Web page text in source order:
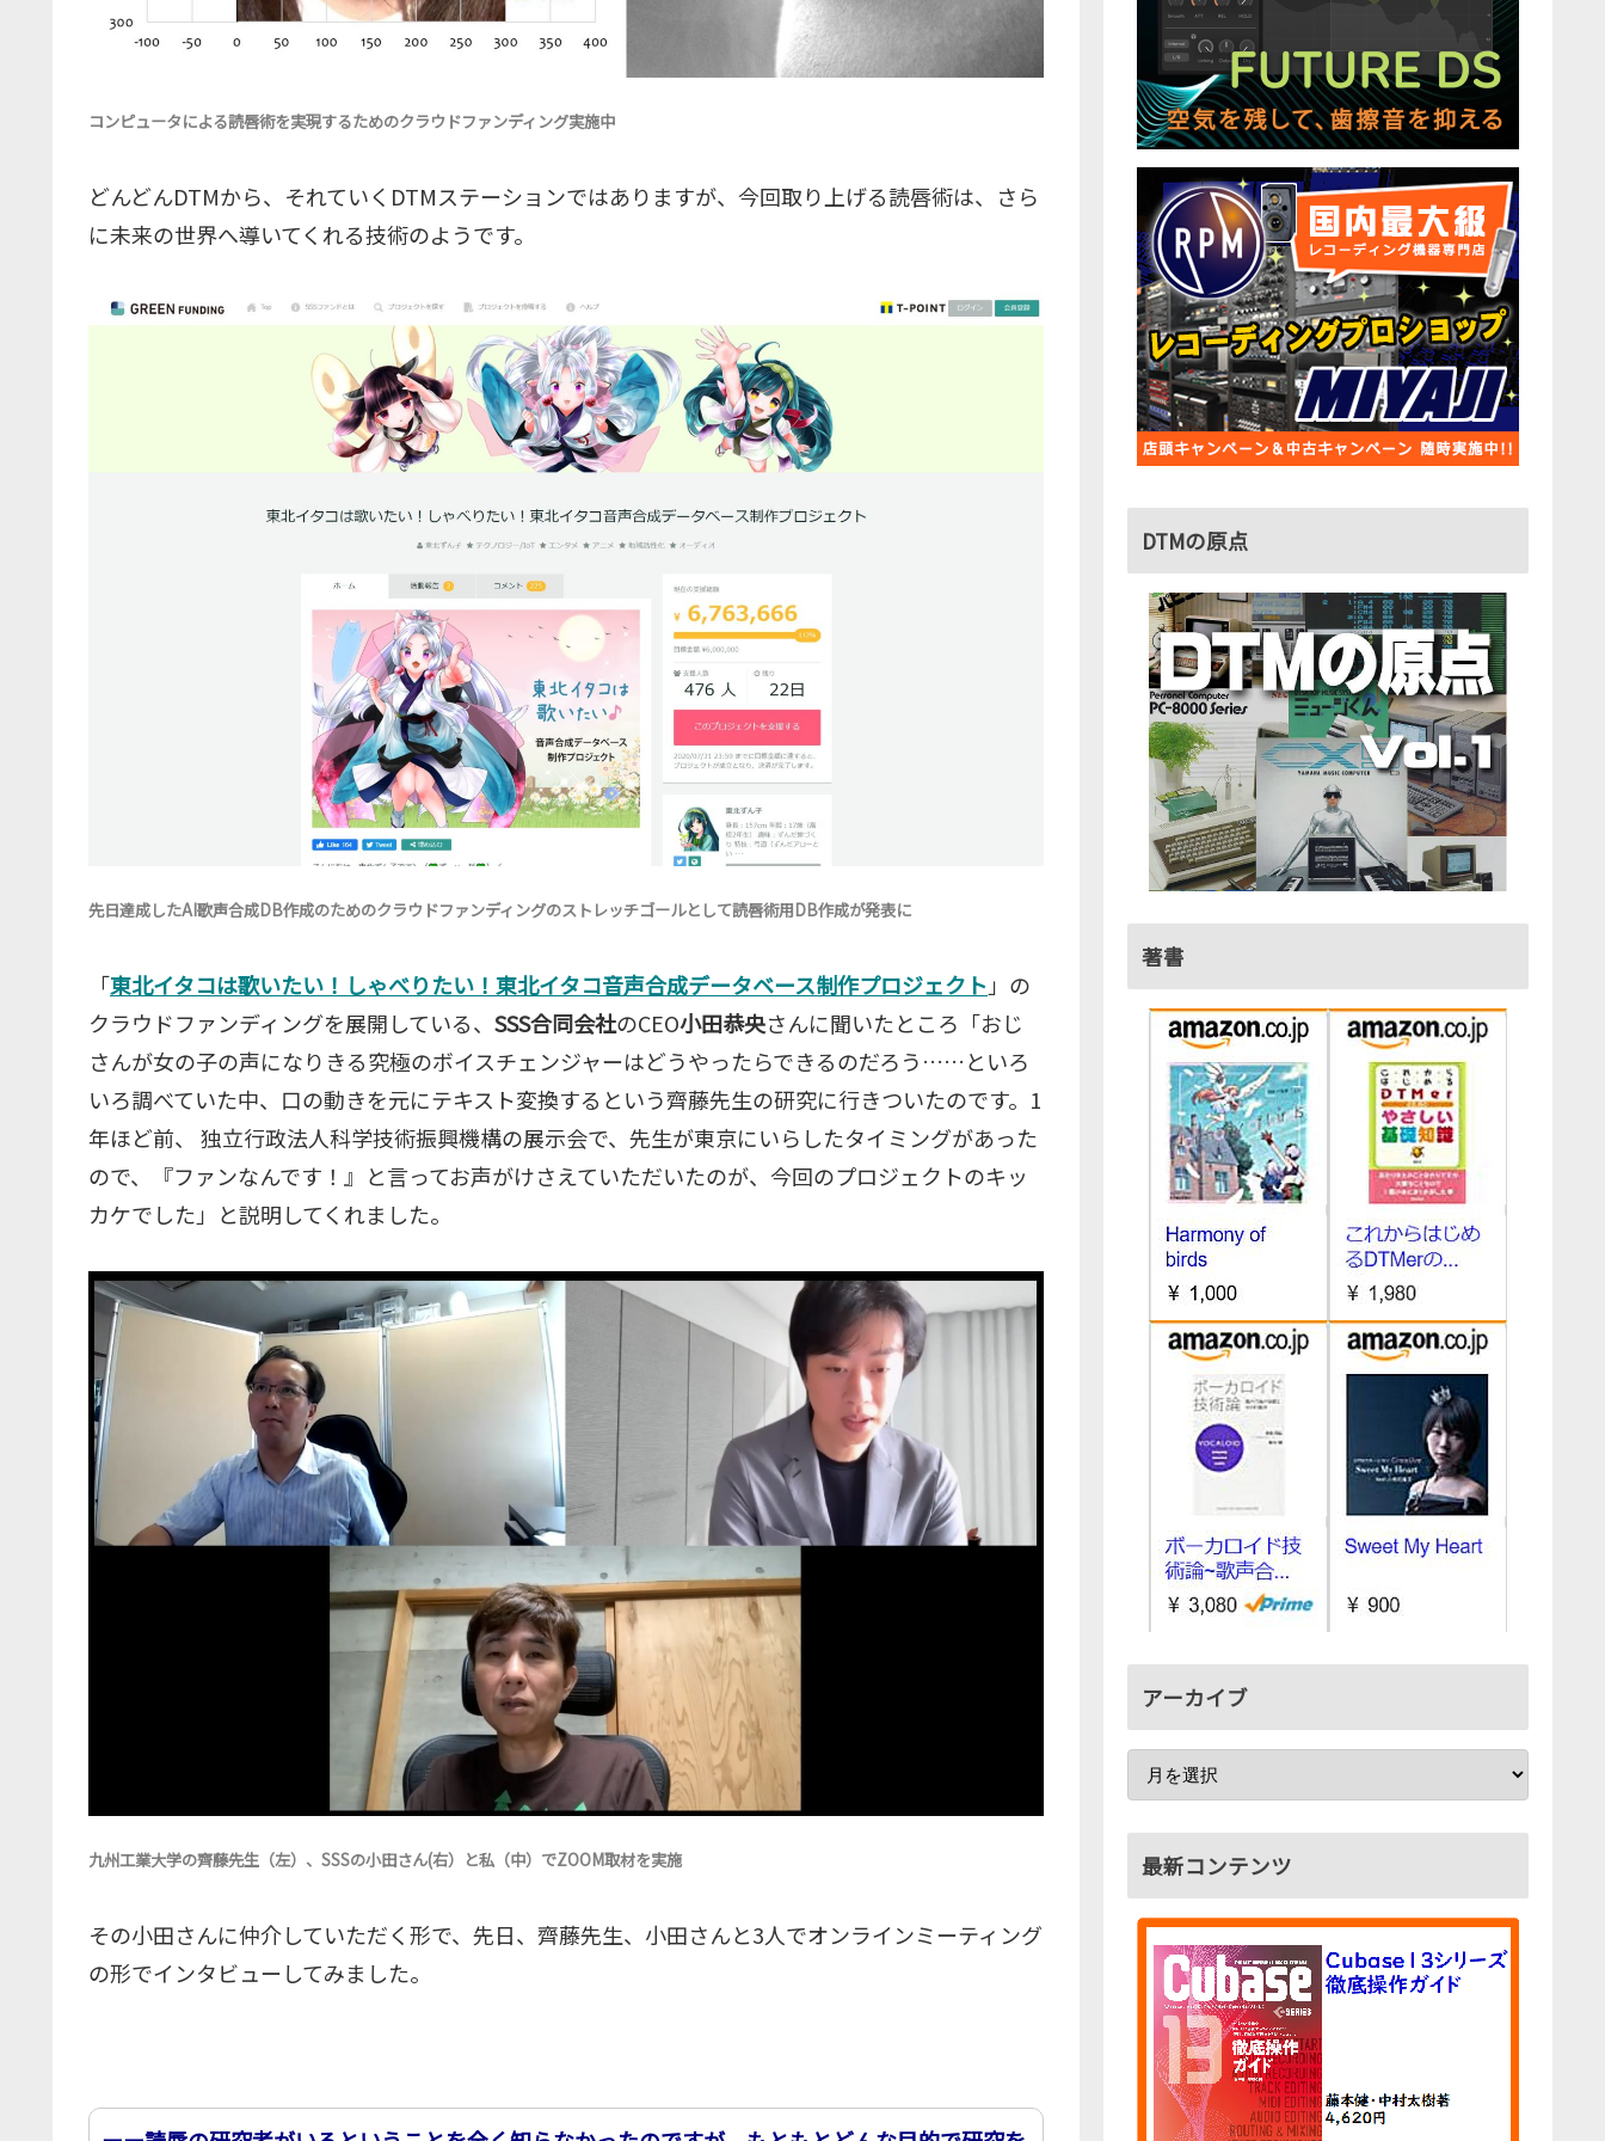
コンピュータによる読唇術を実現するためのクラウドファンディング実施中
どんどんDTMから、それていくDTMステーションではありますが、今回取り上げる読唇術は、さら
に未来の世界へ導いてくれる技術のようです。
先日達成したAI歌声合成DB作成のためのクラウドファンディングのストレッチゴールとして読唇術用DB作成が発表に
「東北イタコは歌いたい！しゃべりたい！東北イタコ音声合成データベース制作プロジェクト 」の
クラウドファンディングを展開している、 SSS合同会社のCEO小田恭央さんに聞いたところ「おじ
さんが女の子の声になりきる究極のボイスチェンジャーはどうやったらできるのだろう……といろ
いろ調べていた中、口の動きを元にテキスト変換するという齊藤先生の研究に行きついたのです。1
年ほど前、 独立行政法人科学技術振興機構の展示会で、先生が東京にいらしたタイミングがあった
ので、『ファンなんです！』と言ってお声がけさえていただいたのが、今回のプロジェクトのキッ
カケでした」と説明してくれました。
九州工業大学の齊藤先生（左）、SSSの小田さん(右）と私（中）でZOOM取材を実施
その小田さんに仲介していただく形で、先日、齊藤先生、小田さんと3人でオンラインミーティング
の形でインタビューしてみました。
DTMの原点
著書
アーカイブ
最新コンテンツ